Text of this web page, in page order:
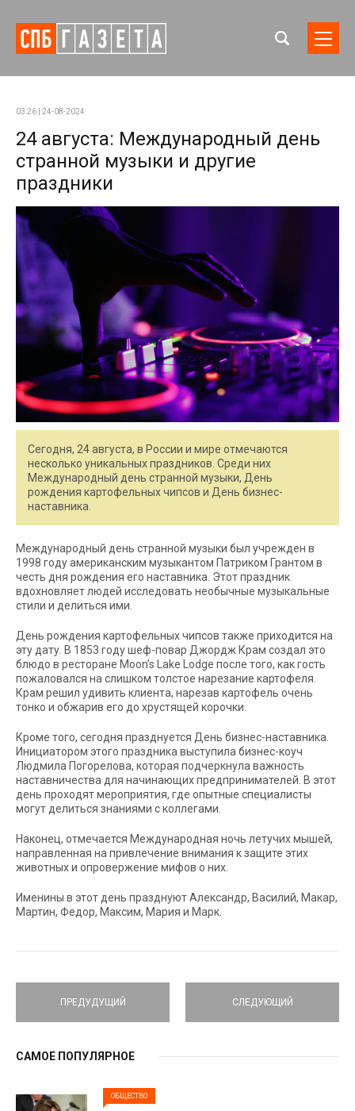
03:26 | 24-08-2024
24 августа: Международный день
странной музыки и другие
праздники
Сегодня, 24 августа, в России и мире отмечаются
несколько уникальных праздников. Среди них
Международный день странной музыки, День
рождения картофельных чипсов и День бизнес-
наставника.
Международный день странной музыки был учрежден в
1998 году американским музыкантом Патриком Грантом в
честь дня рождения его наставника. Этот праздник
вдохновляет людей исследовать необычные музыкальные
стили и делиться ими.
День рождения картофельных чипсов также приходится на
эту дату. В 1853 году шеф-повар Джордж Крам создал это
блюдо в ресторане Moon’s Lake Lodge после того, как гость
пожаловался на слишком толстое нарезание картофеля.
Крам решил удивить клиента, нарезав картофель очень
тонко и обжарив его до хрустящей корочки.
Кроме того, сегодня празднуется День бизнес-наставника.
Инициатором этого праздника выступила бизнес-коуч
Людмила Погорелова, которая подчеркнула важность
наставничества для начинающих предпринимателей. В этот
день проходят мероприятия, где опытные специалисты
могут делиться знаниями с коллегами.
Наконец, отмечается Международная ночь летучих мышей,
направленная на привлечение внимания к защите этих
животных и опровержение мифов о них.
Именины в этот день празднуют Александр, Василий, Макар,
Мартин, Федор, Максим, Мария и Марк.
ПРЕДУДУЩИЙ СЛЕДУЮЩИЙ
САМОЕ ПОПУЛЯРНОЕ
ОБЩЕСТВО